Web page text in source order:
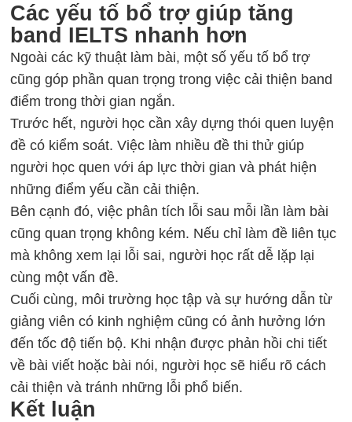
Các yếu tố bổ trợ giúp tăng
band IELTS nhanh hơn
Ngoài các kỹ thuật làm bài, một số yếu tố bổ trợ
cũng góp phần quan trọng trong việc cải thiện band
điểm trong thời gian ngắn.
Trước hết, người học cần xây dựng thói quen luyện
đề có kiểm soát. Việc làm nhiều đề thi thử giúp
người học quen với áp lực thời gian và phát hiện
những điểm yếu cần cải thiện.
Bên cạnh đó, việc phân tích lỗi sau mỗi lần làm bài
cũng quan trọng không kém. Nếu chỉ làm đề liên tục
mà không xem lại lỗi sai, người học rất dễ lặp lại
cùng một vấn đề.
Cuối cùng, môi trường học tập và sự hướng dẫn từ
giảng viên có kinh nghiệm cũng có ảnh hưởng lớn
đến tốc độ tiến bộ. Khi nhận được phản hồi chi tiết
về bài viết hoặc bài nói, người học sẽ hiểu rõ cách
cải thiện và tránh những lỗi phổ biến.
Kết luận